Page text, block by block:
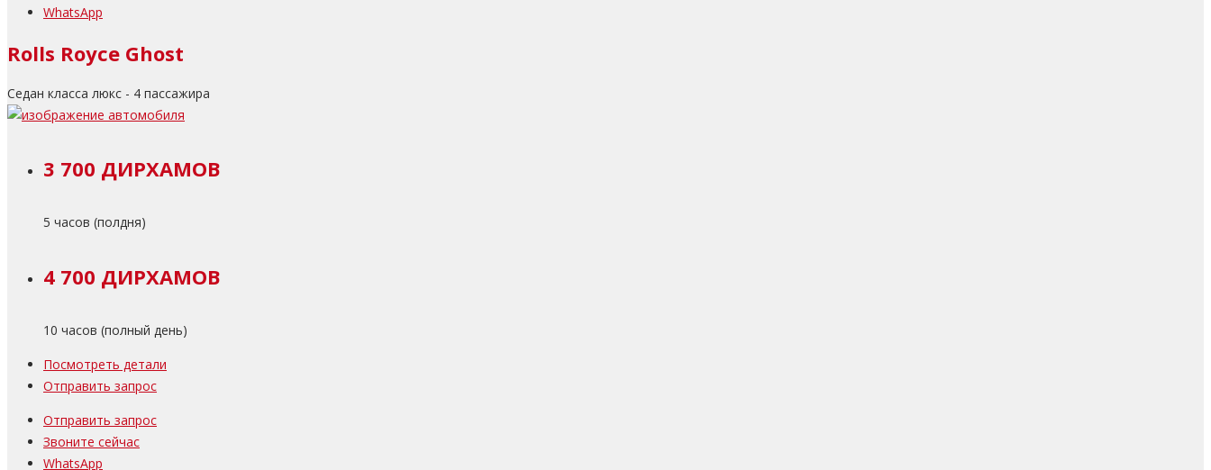
WhatsApp
Rolls Royce Ghost
Седан класса люкс - 4 пассажира
3 700 ДИРХАМОВ
5 часов (полдня)
4 700 ДИРХАМОВ
10 часов (полный день)
Посмотреть детали
Отправить запрос
Отправить запрос
Звоните сейчас
WhatsApp